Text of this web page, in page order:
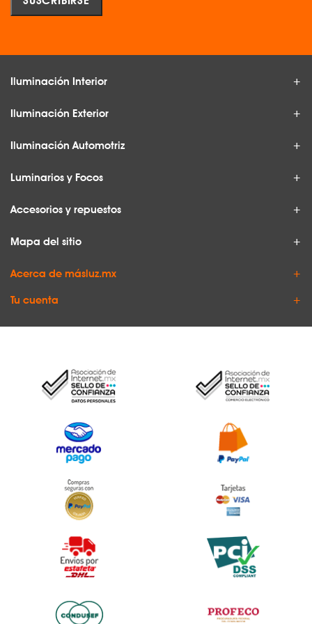
Iluminación Interior
Iluminación Exterior
Iluminación Automotriz
Luminarios y Focos
Accesorios y repuestos
Mapa del sitio
Acerca de másluz.mx
Tu cuenta